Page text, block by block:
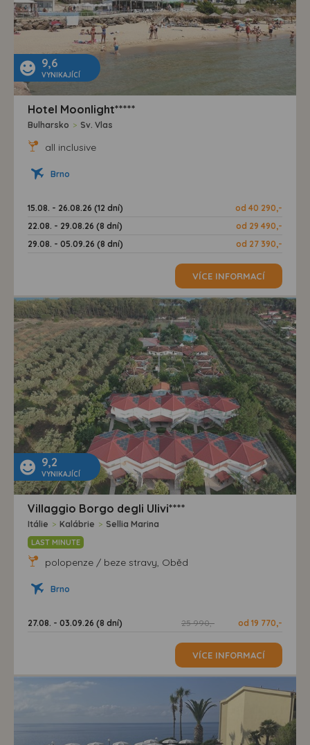
9,6
VYNIKAJÍCÍ
Hotel Moonlight*****
Bulharsko > Sv. Vlas
all inclusive
Brno
15.08. - 26.08.26 (12 dní)
od 40 290,-
22.08. - 29.08.26 (8 dní)
od 29 490,-
29.08. - 05.09.26 (8 dní)
od 27 390,-
VÍCE INFORMACÍ
9,2
VYNIKAJÍCÍ
Villaggio Borgo degli Ulivi****
Itálie > Kalábrie > Sellia Marina
LAST MINUTE
polopenze / beze stravy, Oběd
Brno
27.08. - 03.09.26 (8 dní) 25 990,- od 19 770,-
VÍCE INFORMACÍ